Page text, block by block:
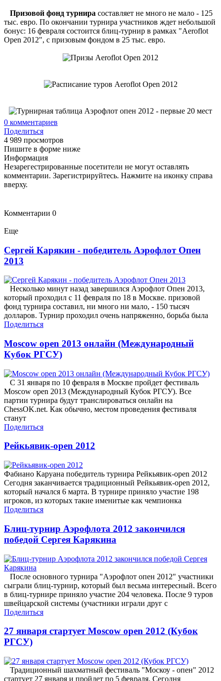
Призовой фонд турнира составляет не много не мало - 125
тыс. евро. По окончании турнира участников ждет небольшой
бонус: 16 февраля состоится блиц-турнир в рамках "Aeroflot
Open 2012", с призовым фондом в 25 тыс. евро.
0 комментариев
Поделиться
4 989 просмотров
Пишите в форме ниже
Информация
Незарегестрированные посетители не могут оставлять
комментарии. Зарегистрируйтесь. Нажмите на иконку справа
вверху.
Комментарии 0
Еще
Сергей Карякин - победитель Аэрофлот Опен
2013
Несколько минут назад завершился Аэрофлот Опен 2013,
который проходил с 11 февраля по 18 в Москве. призовой
фонд турнира составил, ни много ни мало, - 150 тысяч
долларов. Турнир проходил очень напряженно, борьба была
Поделиться
Moscow open 2013 онлайн (Международный
Кубок РГСУ)
С 31 января по 10 февраля в Москве пройдет фестиваль
Moscow open 2013 (Международный Кубок РГСУ). Все
партии турнира будут транслироваться онлайн на
ChessOK.net. Как обычно, местом проведения фестиваля
станут
Поделиться
Рейкьявик-open 2012
Фабиано Каруана победитель турнира Рейкьявик-open 2012
Сегодня заканчивается традиционный Рейкьявик-open 2012,
который начался 6 марта. В турнире приняло участие 198
игроков, из которых такие именитые как чемпионка
Поделиться
Блиц-турнир Аэрофлота 2012 закончился
победой Сергея Карякина
После основного турнира "Аэрофлот опен 2012" участники
сыграли блиц-турнир, который был весьма интересный. Всего
в блиц-турнире приняло участие 204 человека. После 9 туров
швейцарской системы (участники играли друг с
Поделиться
27 января стартует Moscow open 2012 (Кубок
РГСУ)
Традиционный шахматный фестиваль "Москоу - опен" 2012
стартует 27 января и пройдет по 5 февраля. Сегодня